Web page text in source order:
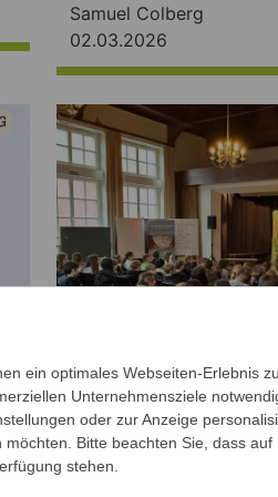
Samuel Colberg
02.03.2026
Phoenix Theatre
Homepage-AG
ein optimales Webseiten-Erlebnis
Unternehmensziele
oder zur Anzeige
Bitte beachten Sie, dass
stehen.